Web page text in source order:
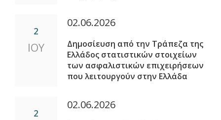
2
ΙΟΥ
02.06.2026
Δημοσίευση από την Τράπεζα της
Ελλάδος στατιστικών στοιχείων
των ασφαλιστικών επιχειρήσεων
που λειτουργούν στην Ελλάδα
2
02.06.2026